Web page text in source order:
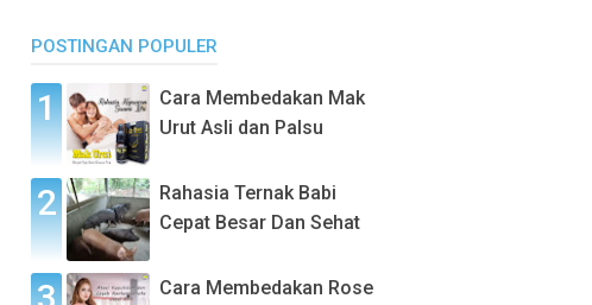
POSTINGAN POPULER
Cara Membedakan Mak
Urut Asli dan Palsu
Rahasia Ternak Babi
Cepat Besar Dan Sehat
Cara Membedakan Rose